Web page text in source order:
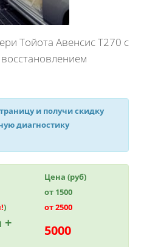
Тойота Авенсис Т270 с
и получискидку
диагностику
Цена (руб)
от 1500
) от 2500
+
5000